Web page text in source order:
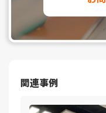
関連事例